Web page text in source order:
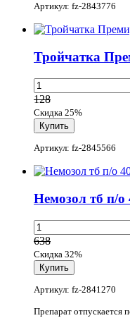
Артикул: fz-2843776
Тройчатка
128
Скидка 25%
Артикул: fz-2845566
Немозол тб п/о
638
Скидка 32%
Артикул: fz-2841270
Препарат отпускается